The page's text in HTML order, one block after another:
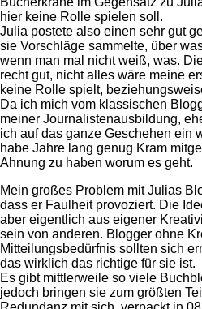
hier keine Rolle spielen soll.
Julia postete also einen sehr gut
sie Vorschläge sammelte, über
wenn man mal nicht weiß, was.
recht gut, nicht alles wäre meine
keine Rolle spielt,
Da ich mich vom klassischen
meiner Journalistenausbildung,
ich auf das ganze Geschehen ein
habe Jahre lang genug Kram
Ahnung zu haben worum es geht.
Mein großes Problem mit Julias
dass er Faulheit provoziert. Die
aber eigentlich aus eigener
sein von anderen. Blogger ohne
Mitteilungsbedürfnis sollten sich
das wirklich das richtige für sie ist.
Es gibt mittlerweile so viele
jedoch bringen sie zum größten